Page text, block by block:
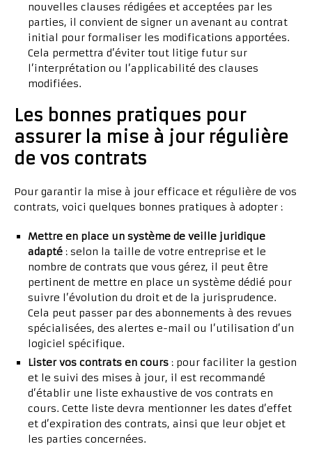
nouvelles clauses rédigées et acceptées par les
parties, il convient de signer un avenant au contrat
initial pour formaliser les modifications apportées.
Cela permettra d’éviter tout litige futur sur
l’interprétation ou l’applicabilité des clauses
modifiées.
Les bonnes pratiques pour
assurer la mise à jour régulière
de vos contrats
Pour garantir la mise à jour efficace et régulière de vos
contrats, voici quelques bonnes pratiques à adopter :
Mettre en place un système de veille juridique
adapté : selon la taille de votre entreprise et le
nombre de contrats que vous gérez, il peut être
pertinent de mettre en place un système dédié pour
suivre l’évolution du droit et de la jurisprudence.
Cela peut passer par des abonnements à des revues
spécialisées, des alertes e-mail ou l’utilisation d’un
logiciel spécifique.
Lister vos contrats en cours : pour faciliter la gestion
et le suivi des mises à jour, il est recommandé
d’établir une liste exhaustive de vos contrats en
cours. Cette liste devra mentionner les dates d’effet
et d’expiration des contrats, ainsi que leur objet et
les parties concernées.